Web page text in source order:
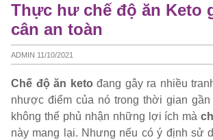
Thực hư chế độ ăn Keto
cân an toàn
ADMIN 11/10/2021
Chế độ ăn keto đang gây ra nhiều
nhược điểm của nó trong thời gian gần
không thể phủ nhận những lợi ích mà
này mang lại. Nhưng nếu có ý định sử